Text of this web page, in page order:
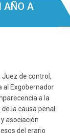
AÑO A
Juez de control,
al Exgobernador
a la
la causa penal
asociación
del erario